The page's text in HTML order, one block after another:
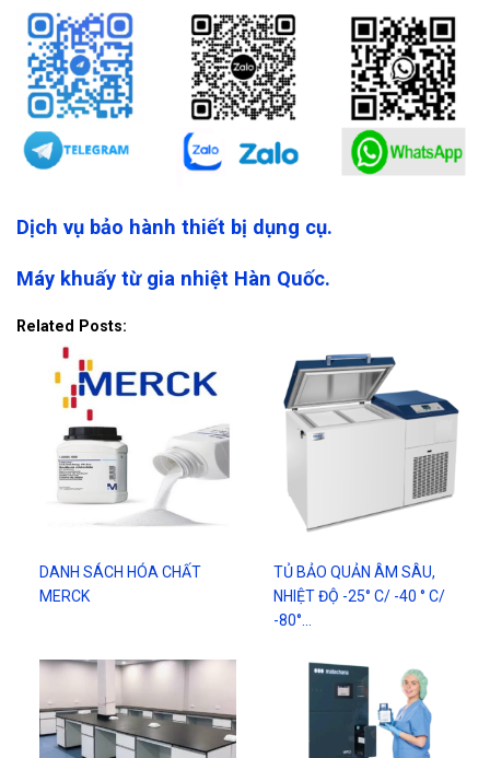
Dịch vụ bảo hành thiết bị dụng cụ.
Máy khuấy từ gia nhiệt Hàn Quốc.
Related Posts:
DANH SÁCH HÓA CHẤT
MERCK
TỦ BẢO QUẢN ÂM SÂU,
NHIỆT ĐỘ -25° C/ -40 ° C/
-80°…